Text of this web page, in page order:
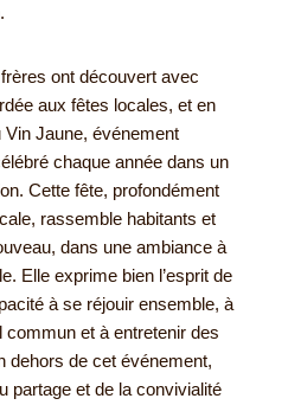
ont découvert avec
aux fêtes locales, et en
Jaune, événement
chaque année dans un
Cette fête, profondément
rassemble habitants et
dans une ambiance à
Elle exprime bien l’esprit de
à se réjouir ensemble, à
et à entretenir des
dehors de cet événement,
partage et de la convivialité